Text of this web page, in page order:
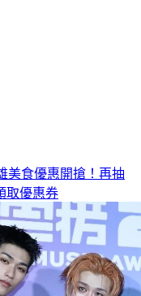
美食優惠開搶！再抽
取優惠券